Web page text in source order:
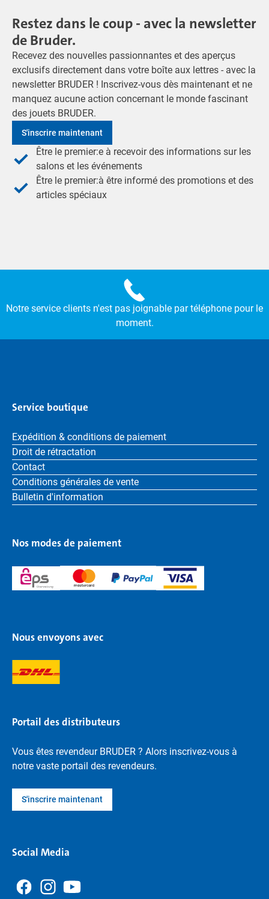
Restez dans le coup - avec la newsletter
de Bruder.
Recevez des nouvelles passionnantes et des aperçus
exclusifs directement dans votre boîte aux lettres - avec la
newsletter BRUDER ! Inscrivez-vous dès maintenant et ne
manquez aucune action concernant le monde fascinant
des jouets BRUDER.
S'inscrire maintenant
Être le premier:e à recevoir des informations sur les
salons et les événements
Être le premier:à être informé des promotions et des
articles spéciaux
Notre service clients n'est pas joignable par téléphone pour le
moment.
Service boutique
Expédition & conditions de paiement
Droit de rétractation
Contact
Conditions générales de vente
Bulletin d'information
Nos modes de paiement
Nous envoyons avec
Portail des distributeurs
Vous êtes revendeur BRUDER ? Alors inscrivez-vous à
notre vaste portail des revendeurs.
S'inscrire maintenant
Social Media